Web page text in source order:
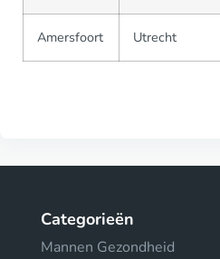
Amersfoort Utrecht
Categorieën
Mannen Gezondheid